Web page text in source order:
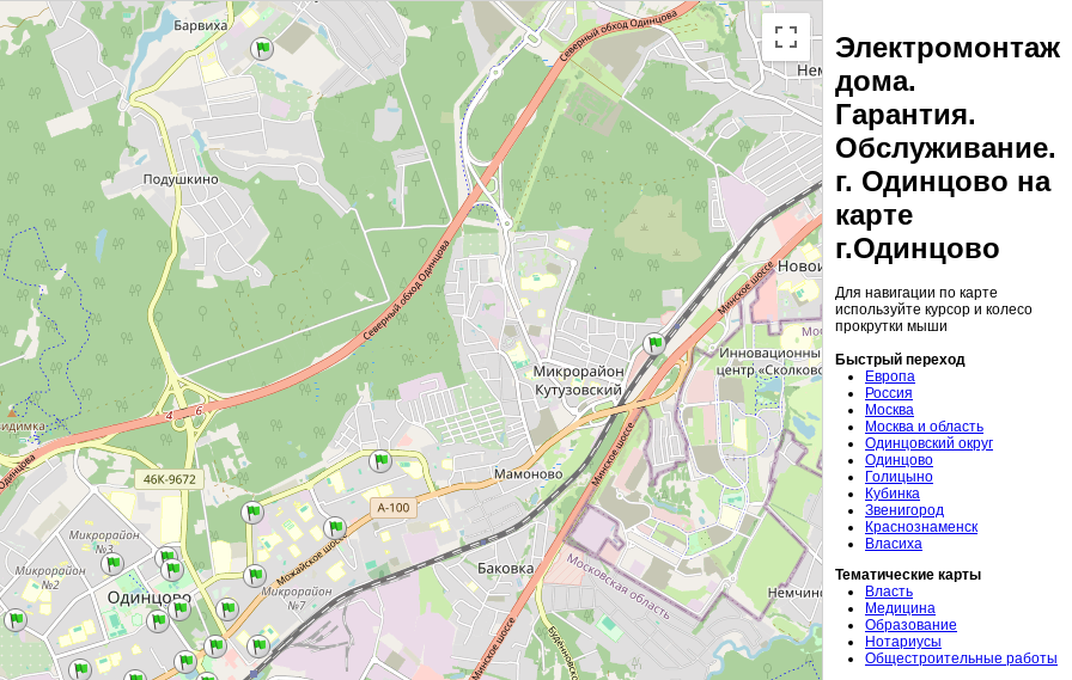
Электромонтаж
дома.
Гарантия.
Обслуживание.
г. Одинцово на
карте
г.Одинцово
Для навигации по карте
используйте курсор и колесо
прокрутки мыши
Быстрый переход
Европа
Россия
Москва
Москва и область
Одинцовский округ
Одинцово
Голицыно
Кубинка
Звенигород
Краснознаменск
Власиха
Тематические карты
Власть
Медицина
Образование
Нотариусы
Общестроительные работы